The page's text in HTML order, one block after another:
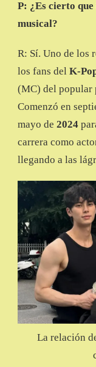
P: ¿Es cierto
musical?
R: Sí. Uno de los
los fans del K-
(MC) del popular
Comenzó en
mayo de 2024
carrera como
llegando a las
La relación